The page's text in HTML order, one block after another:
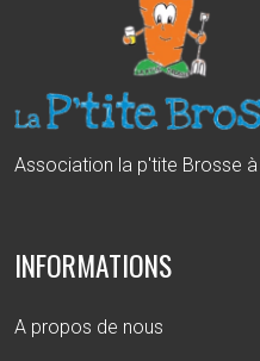
Association la p'tite Brosse
INFORMATIONS
A propos de nous